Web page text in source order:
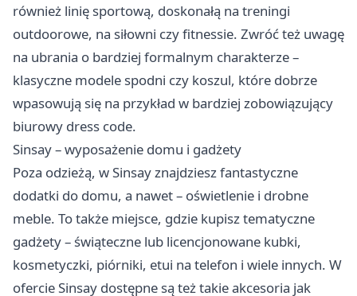
również linię sportową, doskonałą na treningi
outdoorowe, na siłowni czy fitnessie. Zwróć też uwagę
na ubrania o bardziej formalnym charakterze –
klasyczne modele spodni czy koszul, które dobrze
wpasowują się na przykład w bardziej zobowiązujący
biurowy dress code.
Sinsay – wyposażenie domu i gadżety
Poza odzieżą, w Sinsay znajdziesz fantastyczne
dodatki do domu, a nawet – oświetlenie i drobne
meble. To także miejsce, gdzie kupisz tematyczne
gadżety – świąteczne lub licencjonowane kubki,
kosmetyczki, piórniki, etui na telefon i wiele innych. W
ofercie Sinsay dostępne są też takie akcesoria jak